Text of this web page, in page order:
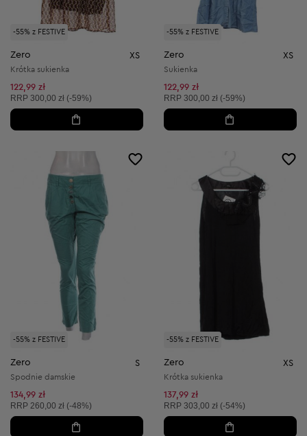
-55% z FESTIVE
Zero XS
Krótka sukienka
122,99 zł
Cena sugerowana:
RRP 300,00 zł (-59%)
-55% z FESTIVE
Zero XS
Sukienka
122,99 zł
Cena sugerowana:
RRP 300,00 zł (-59%)
-55% z FESTIVE
Zero S
Spodnie damskie
134,99 zł
Cena sugerowana:
RRP 260,00 zł (-48%)
-55% z FESTIVE
Zero XS
Krótka sukienka
137,99 zł
Cena sugerowana:
RRP 303,00 zł (-54%)